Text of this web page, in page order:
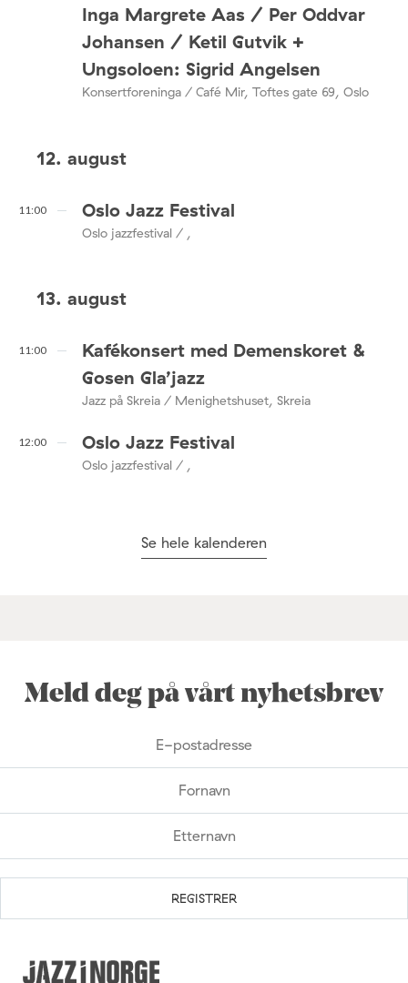
Inga Margrete Aas / Per Oddvar
Johansen / Ketil Gutvik +
Ungsoloen: Sigrid Angelsen
Konsertforeninga / Café Mir, Toftes gate 69, Oslo
12. august
11:00 Oslo Jazz Festival
Oslo jazzfestival / ,
13. august
11:00
Kafékonsert med Demenskoret &
Gosen Gla’jazz
Jazz på Skreia / Menighetshuset, Skreia
12:00 Oslo Jazz Festival
Oslo jazzfestival / ,
Se hele kalenderen
Meld deg på vårt nyhetsbrev